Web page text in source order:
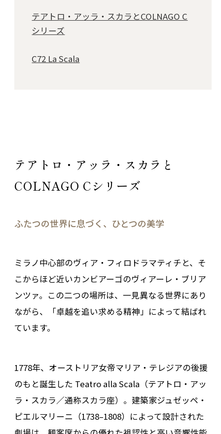
テアトロ・アッラ・スカラとCOLNAGO C
シリーズ
C72 La Scala
テアトロ・アッラ・スカラと
COLNAGO Cシリーズ
ふたつの世界に息づく、ひとつの美学
ミラノ中心部のヴィア・フィロドラマティチと、そ
こからほど近いカンビアーゴのヴィアーレ・ブリア
ンツァ。この二つの場所は、一見異なる世界にあり
ながら、「卓越を追い求める精神」によって結ばれ
ています。
1778年、オーストリア女帝マリア・テレジアの後援
のもと誕生した Teatro alla Scala（テアトロ・アッ
ラ・スカラ／通称スカラ座）。建築家ジュゼッペ・
ピエルマリーニ（1738–1808）によって設計された